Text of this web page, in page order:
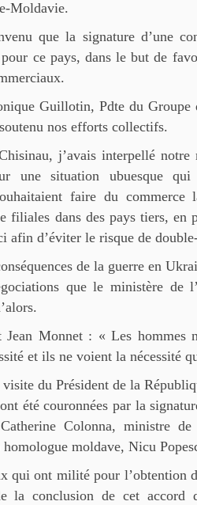
Moldavie.
que la signature d’une
ce pays, dans le but de
Guillotin, Pdte du
nos efforts collectifs.
j’avais interpellé notre
une situation ubuesque
faire du commerce
filiales dans des pays tiers, en
afin d’éviter le risque de
de la guerre en
que le ministère de
Monnet : « Les hommes
et ils ne voient la nécessité
du Président de la
été couronnées par la
Colonna, ministre
homologue moldave, Nicu
qui ont milité pour l’obtention
la conclusion de cet accord